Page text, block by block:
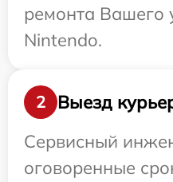
ремонта Вашего
Nintendo.
2
Выезд
Сервисный
оговоренные